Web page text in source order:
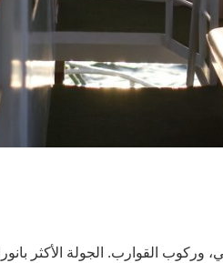
القوارب. الجولة الأكثر